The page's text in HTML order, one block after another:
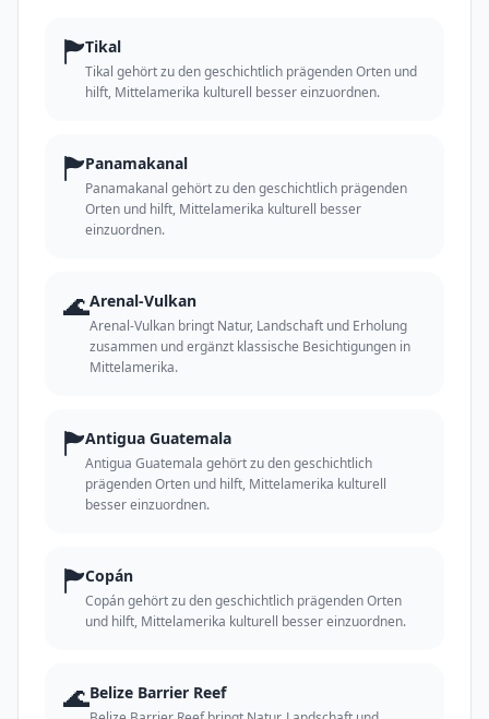
🏲Tikal
Tikal gehört zu den geschichtlich prägenden Orten und
hilft, Mittelamerika kulturell besser einzuordnen.
🏲Panamakanal
Panamakanal gehört zu den geschichtlich prägenden
Orten und hilft, Mittelamerika kulturell besser
einzuordnen.
🌊Arenal-Vulkan
Arenal-Vulkan bringt Natur, Landschaft und Erholung
zusammen und ergänzt klassische Besichtigungen in
Mittelamerika.
🏲Antigua Guatemala
Antigua Guatemala gehört zu den geschichtlich
prägenden Orten und hilft, Mittelamerika kulturell
besser einzuordnen.
🏲Copán
Copán gehört zu den geschichtlich prägenden Orten
und hilft, Mittelamerika kulturell besser einzuordnen.
🌊Belize Barrier Reef